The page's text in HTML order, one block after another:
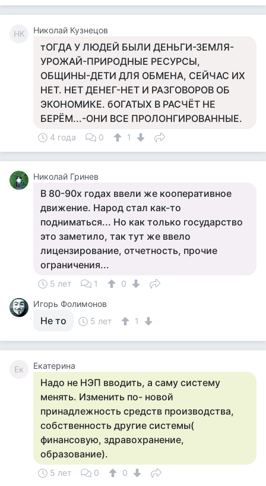
НК Николай Кузнецов
тОГДА У ЛЮДЕЙ БЫЛИ ДЕНЬГИ-ЗЕМЛЯ-
УРОЖАЙ-ПРИРОДНЫЕ РЕСУРСЫ,
ОБЩИНЫ-ДЕТИ ДЛЯ ОБМЕНА, СЕЙЧАС ИХ
НЕТ. НЕТ ДЕНЕГ-НЕТ И РАЗГОВОРОВ ОБ
ЭКОНОМИКЕ. бОГАТЫХ В РАСЧЁТ НЕ
БЕРЁМ...-ОНИ ВСЕ ПРОЛОНГИРОВАННЫЕ.
4 года 0 1
Николай Гринев
В 80-90х годах ввели же кооперативное
движение. Народ стал как-то
подниматься... Но как только государство
это заметило, так тут же ввело
лицензирование, отчетность, прочие
ограничения...
5 лет 1
0
Игорь Фолимонов
Не то 5 лет 1
Ек Екатерина
Надо не НЭП вводить, а саму систему
менять. Изменить по- новой
принадлежность средств производства,
собственность другие системы(
финансовую, здравохранение,
образование).
5 лет 0 0